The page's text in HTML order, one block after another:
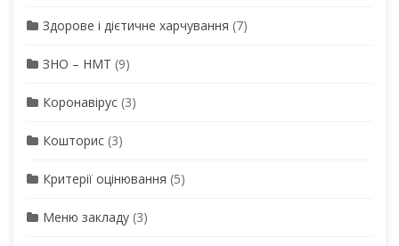
Здорове і дієтичне харчування (7)
ЗНО – НМТ (9)
Коронавірус (3)
Кошторис (3)
Критерії оцінювання (5)
Меню закладу (3)